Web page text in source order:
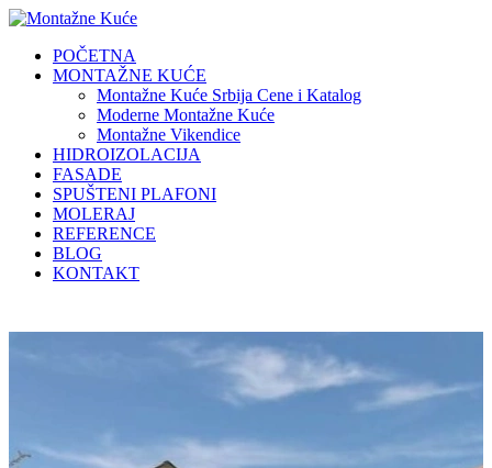
POČETNA
MONTAŽNE KUĆE
Montažne Kuće Srbija Cene i Katalog
Moderne Montažne Kuće
Montažne Vikendice
HIDROIZOLACIJA
FASADE
SPUŠTENI PLAFONI
MOLERAJ
REFERENCE
BLOG
KONTAKT